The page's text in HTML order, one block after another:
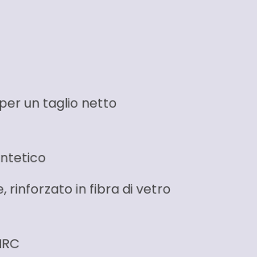
un taglio netto
rinforzato in fibra di vetro